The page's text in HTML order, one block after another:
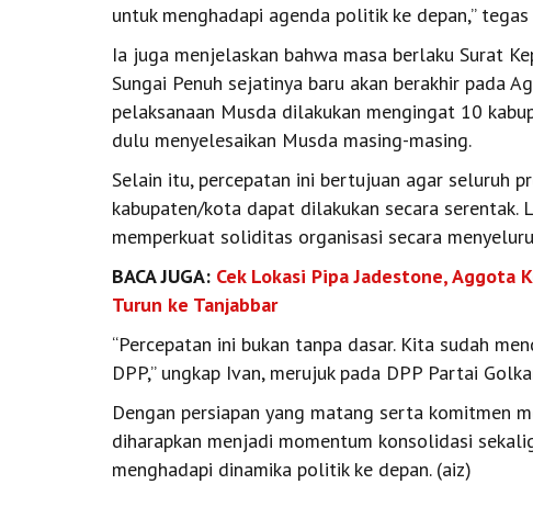
untuk menghadapi agenda politik ke depan,” tegas
Ia juga menjelaskan bahwa masa berlaku Surat
Sungai Penuh sejatinya baru akan berakhir pada
pelaksanaan Musda dilakukan mengingat 10
dulu menyelesaikan Musda masing-masing.
Selain itu, percepatan ini bertujuan agar seluruh
kabupaten/kota dapat dilakukan secara
memperkuat soliditas organisasi secara
BACA JUGA: Cek Lokasi Pipa Jadestone, Aggota
Turun ke Tanjabbar
“Percepatan ini bukan tanpa dasar. Kita sudah
DPP,” ungkap Ivan, merujuk pada DPP Partai
Dengan persiapan yang matang serta komitmen
diharapkan menjadi momentum konsolidasi
menghadapi dinamika politik ke depan. (aiz)